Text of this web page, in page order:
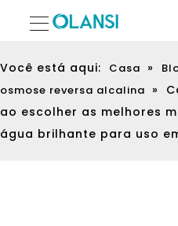
Você está aqui: Casa »
osmose reversa alcalina »
ao escolher as melhores
água brilhante para uso